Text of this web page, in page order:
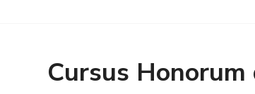
Cursus Honorum